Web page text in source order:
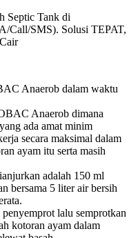
Anaerob dalam waktu
Anaerob dimana
ada amat minim
secara maksimal dalam
ayam itu serta masih
adalah 150 ml
bersama 5 liter air bersih
lalu semprotkan
kotoran ayam dalam